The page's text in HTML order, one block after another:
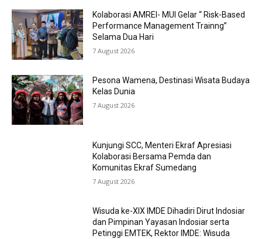
Kolaborasi AMREI- MUI Gelar “ Risk-Based
Performance Management Trainng”
Selama Dua Hari
7 August 2026
Pesona Wamena, Destinasi Wisata Budaya
Kelas Dunia
7 August 2026
Kunjungi SCC, Menteri Ekraf Apresiasi
Kolaborasi Bersama Pemda dan
Komunitas Ekraf Sumedang
7 August 2026
Wisuda ke-XIX IMDE Dihadiri Dirut Indosiar
dan Pimpinan Yayasan Indosiar serta
Petinggi EMTEK, Rektor IMDE: Wisuda